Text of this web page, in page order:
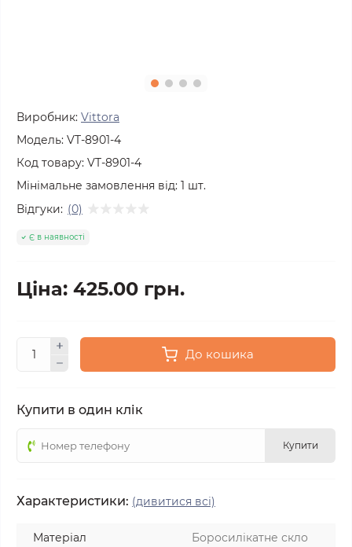
Виробник: Vittora
Модель: VT-8901-4
Код товару: VT-8901-4
Мінімальне замовлення від: 1 шт.
Відгуки: (0)
Є в наявності
Ціна: 425.00 грн.
До кошика
Купити в один клік
Купити
Характеристики: (дивитися всі)
Матеріал
Боросилікатне скло